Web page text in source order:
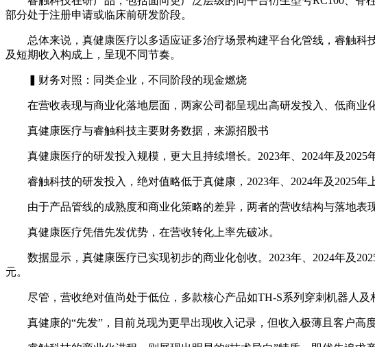
部分处于注册申请或临床前研发阶段。
总体来说，真健康医疗以多适应证多治疗场景构建平台化管线，睿触科
及短期收入构成上，呈现不同节奏。
▍财务对照：同类企业，不同阶段的现金燃烧
在营收表现与商业化落地层面，两家公司都呈现出高研发投入、低商业
真健康医疗与睿触科技主要财务数据，来源招股书
真健康医疗的研发投入规模，更大且持续增长。2023年、2024年及2025
睿触科技的研发投入，绝对值略低于真健康，2023年、2024年及2025年
由于产品管线的成熟度和商业化策略的差异，两者的营收结构与落地表现
真健康医疗凭借先发优势，在营收转化上率先破冰。
数据显示，真健康医疗已实现初步的商业化创收。2023年、2024年及
元。
尽管，营收绝对值尚处于低位，多款核心产品如TH-S系列穿刺机器人及
真健康的“先发”，目前兑现为更早出现收入记录，但收入极薄且客户高度